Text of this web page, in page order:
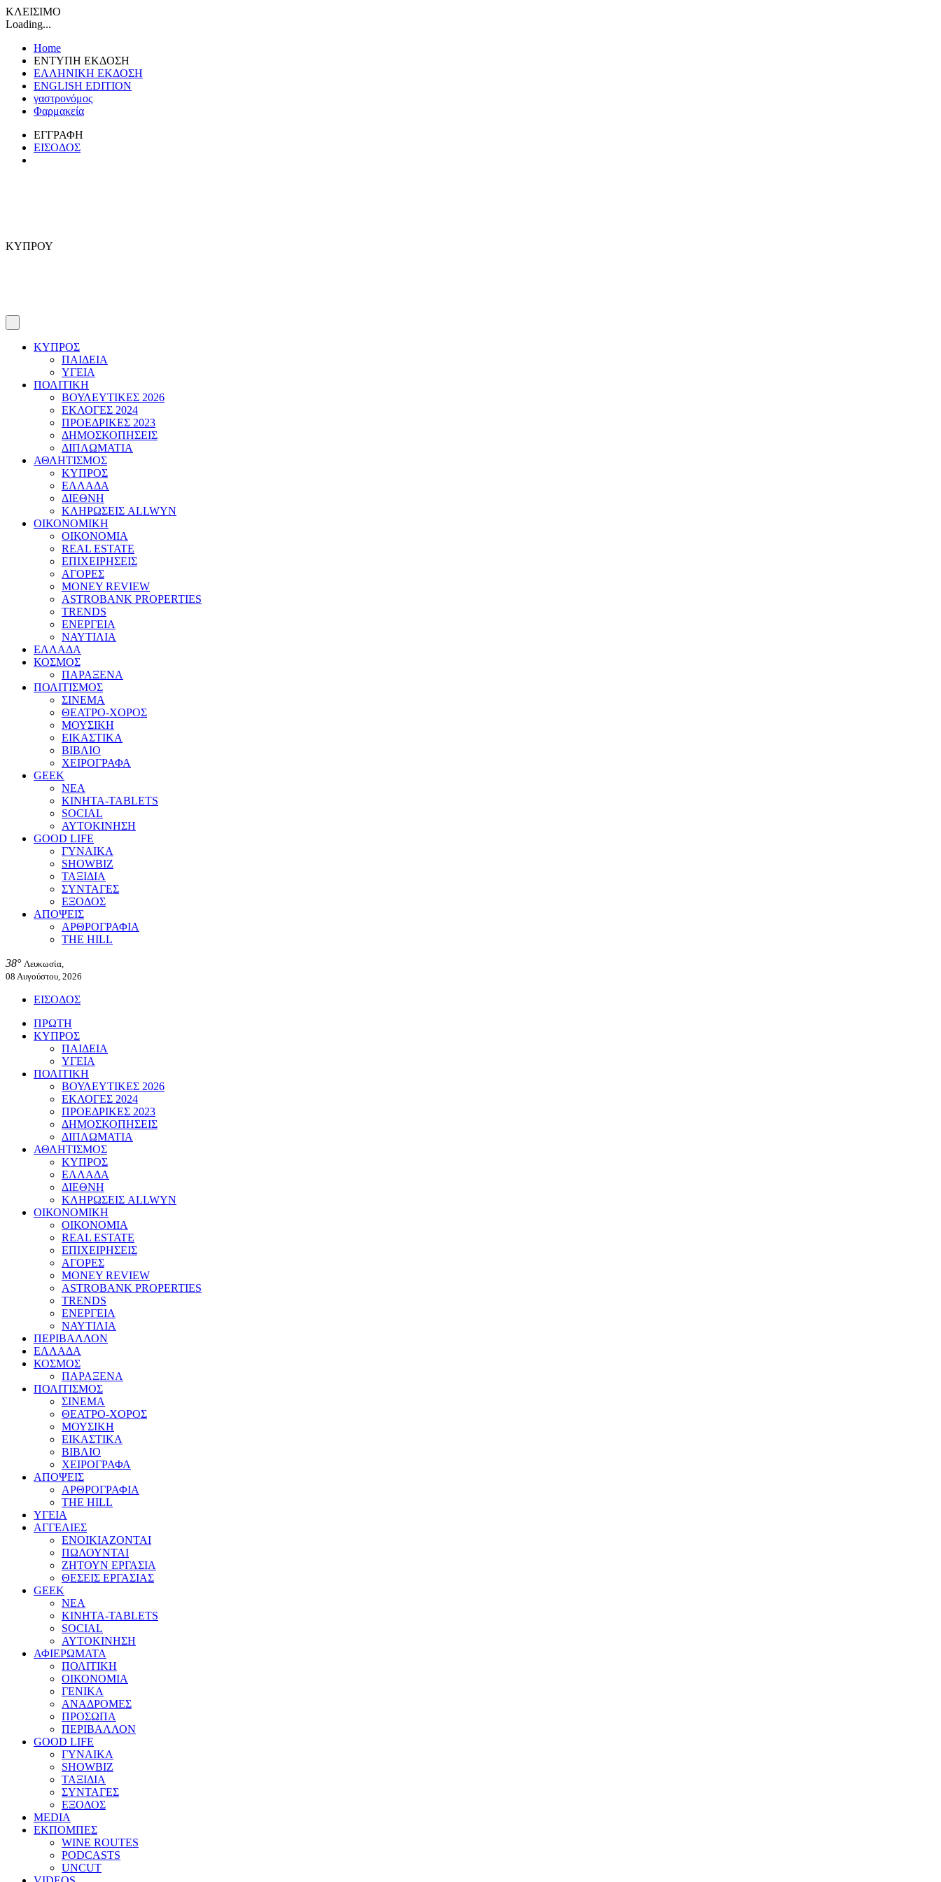
ΚΛΕΙΣΙΜΟ
Loading...
Home
ΕΝΤΥΠΗ ΕΚΔΟΣΗ
ΕΛΛΗΝΙΚΗ ΕΚΔΟΣΗ
ENGLISH EDITION
γαστρονόμος
Φαρμακεία
ΕΓΓΡΑΦΗ
ΕΙΣΟΔΟΣ
ΚΥΠΡΟΥ
ΚΥΠΡΟΣ
ΠΑΙΔΕΙΑ
ΥΓΕΙΑ
ΠΟΛΙΤΙΚΗ
ΒΟΥΛΕΥΤΙΚΕΣ 2026
ΕΚΛΟΓΕΣ 2024
ΠΡΟΕΔΡΙΚΕΣ 2023
ΔΗΜΟΣΚΟΠΗΣΕΙΣ
ΔΙΠΛΩΜΑΤΙΑ
ΑΘΛΗΤΙΣΜΟΣ
ΚΥΠΡΟΣ
ΕΛΛΑΔΑ
ΔΙΕΘΝΗ
ΚΛΗΡΩΣΕΙΣ ALLWYN
ΟΙΚΟΝΟΜΙΚΗ
ΟΙΚΟΝΟΜΙΑ
REAL ESTATE
ΕΠΙΧΕΙΡΗΣΕΙΣ
ΑΓΟΡΕΣ
MONEY REVIEW
ASTROBANK PROPERTIES
TRENDS
ΕΝΕΡΓΕΙΑ
ΝΑΥΤΙΛΙΑ
ΕΛΛΑΔΑ
ΚΟΣΜΟΣ
ΠΑΡΑΞΕΝΑ
ΠΟΛΙΤΙΣΜΟΣ
ΣΙΝΕΜΑ
ΘΕΑΤΡΟ-ΧΟΡΟΣ
ΜΟΥΣΙΚΗ
ΕΙΚΑΣΤΙΚΑ
ΒΙΒΛΙΟ
ΧΕΙΡΟΓΡΑΦΑ
GEEK
ΝΕΑ
ΚΙΝΗΤΑ-TABLETS
SOCIAL
ΑΥΤΟΚΙΝΗΣΗ
GOOD LIFE
ΓΥΝΑΙΚΑ
SHOWBIZ
ΤΑΞΙΔΙΑ
ΣΥΝΤΑΓΕΣ
ΕΞΟΔΟΣ
ΑΠΟΨΕΙΣ
ΑΡΘΡΟΓΡΑΦΙΑ
THE HILL
38° Λευκωσία,
08 Αυγούστου, 2026
ΕΙΣΟΔΟΣ
ΠΡΩΤΗ
ΚΥΠΡΟΣ
ΠΑΙΔΕΙΑ
ΥΓΕΙΑ
ΠΟΛΙΤΙΚΗ
ΒΟΥΛΕΥΤΙΚΕΣ 2026
ΕΚΛΟΓΕΣ 2024
ΠΡΟΕΔΡΙΚΕΣ 2023
ΔΗΜΟΣΚΟΠΗΣΕΙΣ
ΔΙΠΛΩΜΑΤΙΑ
ΑΘΛΗΤΙΣΜΟΣ
ΚΥΠΡΟΣ
ΕΛΛΑΔΑ
ΔΙΕΘΝΗ
ΚΛΗΡΩΣΕΙΣ ALLWYN
ΟΙΚΟΝΟΜΙΚΗ
ΟΙΚΟΝΟΜΙΑ
REAL ESTATE
ΕΠΙΧΕΙΡΗΣΕΙΣ
ΑΓΟΡΕΣ
MONEY REVIEW
ASTROBANK PROPERTIES
TRENDS
ΕΝΕΡΓΕΙΑ
ΝΑΥΤΙΛΙΑ
ΠΕΡΙΒΑΛΛΟΝ
ΕΛΛΑΔΑ
ΚΟΣΜΟΣ
ΠΑΡΑΞΕΝΑ
ΠΟΛΙΤΙΣΜΟΣ
ΣΙΝΕΜΑ
ΘΕΑΤΡΟ-ΧΟΡΟΣ
ΜΟΥΣΙΚΗ
ΕΙΚΑΣΤΙΚΑ
ΒΙΒΛΙΟ
ΧΕΙΡΟΓΡΑΦΑ
ΑΠΟΨΕΙΣ
ΑΡΘΡΟΓΡΑΦΙΑ
THE HILL
ΥΓΕΙΑ
ΑΓΓΕΛΙΕΣ
ΕΝΟΙΚΙΑΖΟΝΤΑΙ
ΠΩΛΟΥΝΤΑΙ
ΖΗΤΟΥΝ ΕΡΓΑΣΙΑ
ΘΕΣΕΙΣ ΕΡΓΑΣΙΑΣ
GEEK
ΝΕΑ
ΚΙΝΗΤΑ-TABLETS
SOCIAL
ΑΥΤΟΚΙΝΗΣΗ
ΑΦΙΕΡΩΜΑΤΑ
ΠΟΛΙΤΙΚΗ
ΟΙΚΟΝΟΜΙΑ
ΓΕΝΙΚΑ
ΑΝΑΔΡΟΜΕΣ
ΠΡΟΣΩΠΑ
ΠΕΡΙΒΑΛΛΟΝ
GOOD LIFE
ΓΥΝΑΙΚΑ
SHOWBIZ
ΤΑΞΙΔΙΑ
ΣΥΝΤΑΓΕΣ
ΕΞΟΔΟΣ
MEDIA
ΕΚΠΟΜΠΕΣ
WINE ROUTES
PODCASTS
UNCUT